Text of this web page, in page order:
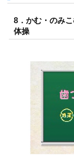
8．かむ・のみ
体操